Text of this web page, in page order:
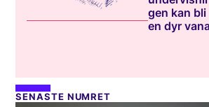
gen kan bli
en dyr
SENASTE NUMRET